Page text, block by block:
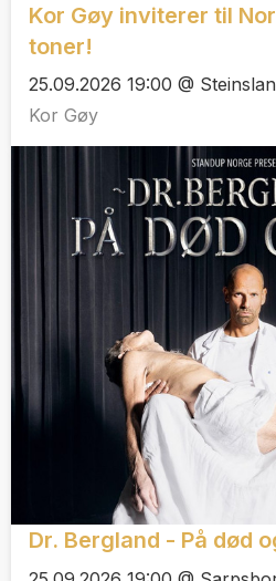
Kor Gøy inviterer til
toner!
25.09.2026 19:00 @
Kor Gøy
Dr. Bergland - På død